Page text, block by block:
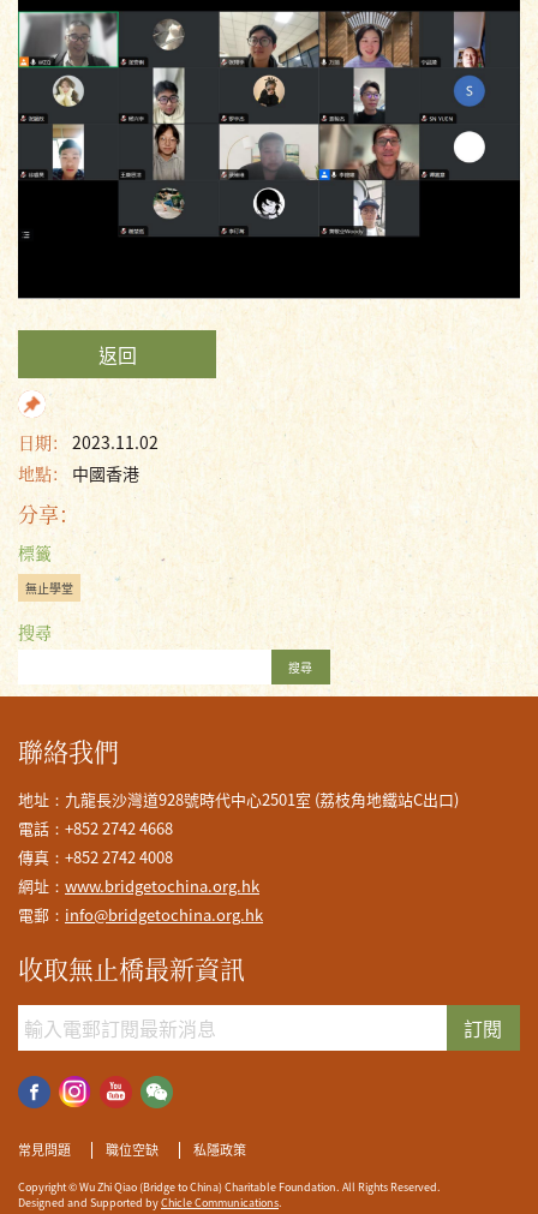
日期：2023.11.02
地點：
中國香港
分享：
標籤
無止學堂
搜尋
搜尋
返回
聯絡我們
地址：九龍長沙灣道928號時代中心2501室 (荔枝角地鐵站C出口)
電話：+852 2742 4668
傳真：+852 2742 4008
網址： www.bridgetochina.org.hk
電郵： info@bridgetochina.org.hk
收取無止橋最新資訊
訂閱
常見問題 職位空缺 私隱政策
Copyright © Wu Zhi Qiao (Bridge to China) Charitable Foundation. All Rights Reserved.
Designed and Supported byChicle Communications.